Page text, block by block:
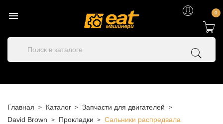
 0
Главная Каталог
Запчасти для двигателей
David Brown
Прокладки Сальники распредвала